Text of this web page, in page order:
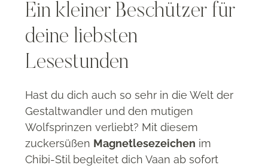
von
Asuka
Lionera
Menge
Ein kleiner Beschützer für
deine liebsten
Lesestunden
Hast du dich auch so sehr in die Welt der
Gestaltwandler und den mutigen
Wolfsprinzen verliebt? Mit diesem
zuckersüßen Magnetlesezeichen im
Chibi-Stil begleitet dich Vaan ab sofort